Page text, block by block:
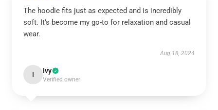
The hoodie fits just as expected and is incredibly
soft. It’s become my go-to for relaxation and casual
wear.
Aug 18, 2024
I Ivy
Verified owner